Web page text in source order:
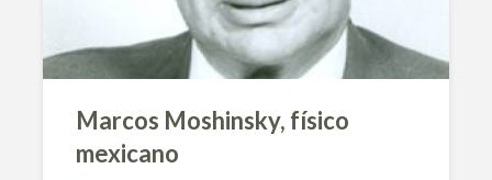
Marcos Moshinsky, físico
mexicano